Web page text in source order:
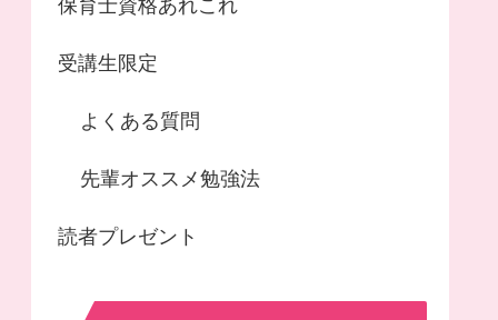
保育士資格あれこれ
受講生限定
よくある質問
先輩オススメ勉強法
読者プレゼント